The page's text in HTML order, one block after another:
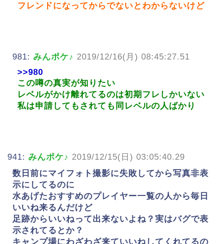
フレンドになってからでないとわからないけど
981: みんポケ♪ 2019/12/16(月) 08:45:27.51
>>980
この噂の真実が知りたい
レベルがかけ離れてるのは初期フレしかいない
私は申請してもされても同レベルの人ばかり
941: みんポケ♪ 2019/12/15(日) 03:05:40.29
数日前にマイフォト撮影に失敗してから写真非表
示にしてるのに
水あげたおすすめのプレイヤー一覧の人から毎日
いいね来るんだけど
足跡からいいねって出来ないよね？実はバグで表
示されてるとか？
キャンプ場にわざわざ来ていいねしてくれてるの